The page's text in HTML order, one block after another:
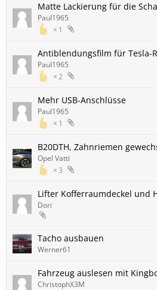
Matte Lackierung für die
1
Paul1965
Antiblendungsfilm für Tesla-
2
Paul1965
Mehr USB-Anschlüsse
1
Paul1965
B20DTH, Zahnriemen
3
Opel Vatti
Lifter Kofferraumdeckel und
Dori
Tacho ausbauen
Werner61
Fahrzeug auslesen mit
ChristophX3M